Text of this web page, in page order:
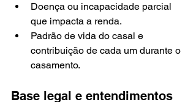
Doença ou incapacidade parcial
que impacta a renda.
Padrão de vida do casal e
contribuição de cada um durante o
casamento.
Base legal e entendimentos